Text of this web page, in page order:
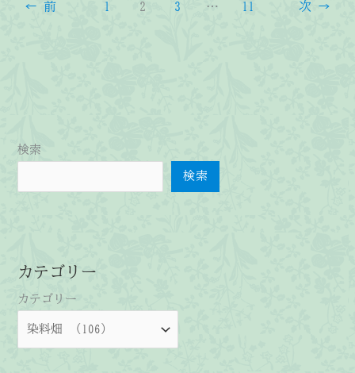
← 前 1 2 3 … 11 次 →
検索
検索
カテゴリー
カテゴリー